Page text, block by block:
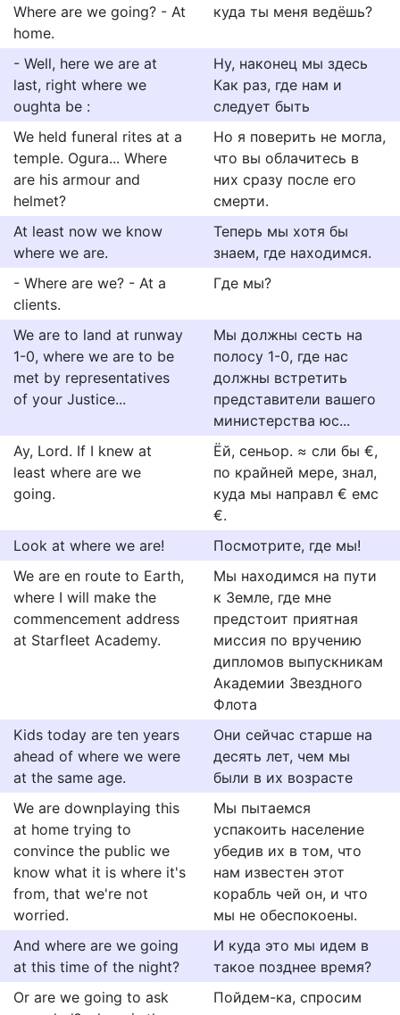
Where are we going? - At
home.
куда ты меня ведёшь?
- Well, here we are at
last, right where we
oughta be :
Hу, наконец мы здесь
Как раз, где нам и
следует быть
We held funeral rites at a
temple. Ogura... Where
are his armour and
helmet?
Но я поверить не могла,
что вы облачитесь в
них сразу после его
смерти.
At least now we know
where we are.
Теперь мы хотя бы
знаем, где находимся.
- Where are we? - At a
clients.
Где мы?
We are to land at runway
1-0, where we are to be
met by representatives
of your Justice...
Мы должны сесть на
полосу 1-0, где нас
должны встретить
представители вашего
министерства юс...
Ay, Lord. If I knew at
least where are we
going.
Ёй, сеньор. ≈ сли бы €,
по крайней мере, знал,
куда мы направл € емс
€.
Look at where we are!
Посмотрите, где мы!
We are en route to Earth,
where I will make the
commencement address
at Starfleet Academy.
Мы находимся на пути
к Земле, где мне
предстоит приятная
миссия по вручению
дипломов выпускникам
Академии Звездного
Флота
Kids today are ten years
ahead of where we were
at the same age.
Они сейчас старше на
десять лет, чем мы
были в их возрасте
We are downplaying this
at home trying to
convince the public we
know what it is where it's
from, that we're not
worried.
Мы пытаемся
успакоить население
убедив их в том, что
нам известен этот
корабль чей он, и что
мы не обеспокоены.
And where are we going
at this time of the night?
И куда это мы идем в
такое позднее время?
Or are we going to ask
Пойдем-ка, спросим